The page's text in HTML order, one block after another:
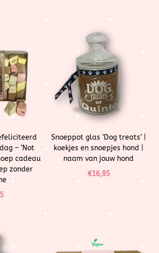
– ‘Not
cadeau
zonder
Snoeppot glas ‘Dog treats’ |
koekjes en snoepjes hond |
naam van jouw hond
€16,95